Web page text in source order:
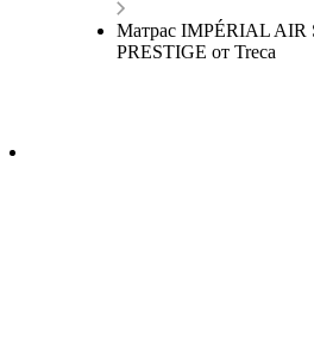
Матрас IMPÉRIAL AIR
PRESTIGE от Treca